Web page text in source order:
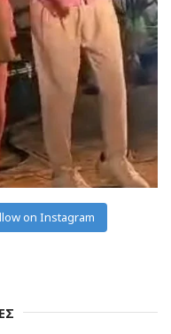
on Instagram